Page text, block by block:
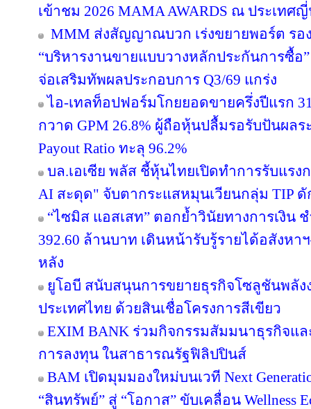
เข้าชม 2026 MAMA AWARDS ณ ประเท
MMM ส่งสัญญาณบวก เร่งขยายพอร์ต รอ
“บริหารงานขายแบบวางหลักประกันการซื้อ
จ่อเสริมทัพผลประกอบการ Q3/69 แกร่ง
ไอ-เทลท็อปฟอร์มโกยยอดขายครึ่งปีแรก
กวาด GPM 26.8% ผู้ถือหุ้นปลื้มรอรับปันผล
Payout Ratio ทะลุ 96.2%
บล.เอเซีย พลัส ชี้หุ้นไทยเปิดทำการรับแร
AI สะดุด" จับตากระแสหมุนเวียนกลุ่ม TIP ดั
“ไซมิส แอสเสท” ตอกย้ำวินัยทางการเงิน
392.60 ล้านบาท เดินหน้ารับรู้รายได้อสังหา
หลัง
ยูโอบี สนับสนุนการขยายธุรกิจโซลูชันพลังง
ประเทศไทย ด้วยสินเชื่อโครงการสีเขียว
EXIM BANK ร่วมกิจกรรมสัมมนาธุรกิจแ
การลงทุน ในสาธารณรัฐฟิลิปปินส์
BAM เปิดมุมมองใหม่บนเวที Next
“สินทรัพย์” สู่ “โอกาส” ขับเคลื่อน Wellness